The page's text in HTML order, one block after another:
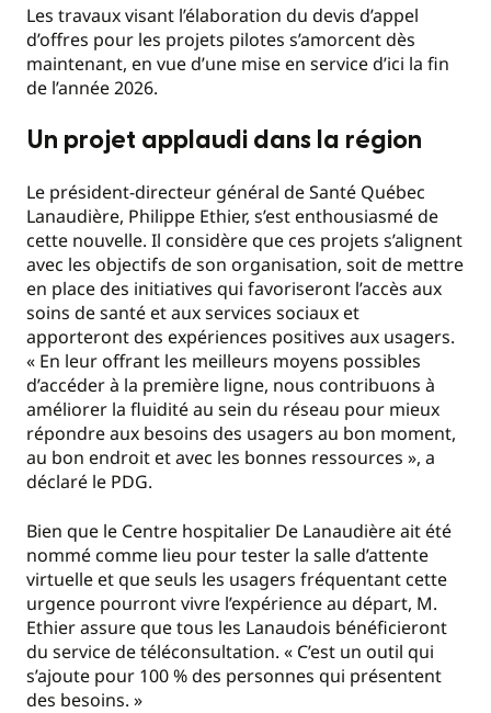
Les travaux visant l’élaboration du devis d’appel
d’offres pour les projets pilotes s’amorcent dès
maintenant, en vue d’une mise en service d’ici la fin
de l’année 2026.
Un projet applaudi dans la région
Le président-directeur général de Santé Québec
Lanaudière, Philippe Ethier, s’est enthousiasmé de
cette nouvelle. Il considère que ces projets s’alignent
avec les objectifs de son organisation, soit de mettre
en place des initiatives qui favoriseront l’accès aux
soins de santé et aux services sociaux et
apporteront des expériences positives aux usagers.
« En leur offrant les meilleurs moyens possibles
d’accéder à la première ligne, nous contribuons à
améliorer la fluidité au sein du réseau pour mieux
répondre aux besoins des usagers au bon moment,
au bon endroit et avec les bonnes ressources », a
déclaré le PDG.
Bien que le Centre hospitalier De Lanaudière ait été
nommé comme lieu pour tester la salle d’attente
virtuelle et que seuls les usagers fréquentant cette
urgence pourront vivre l’expérience au départ, M.
Ethier assure que tous les Lanaudois bénéficieront
du service de téléconsultation. « C’est un outil qui
s’ajoute pour 100 % des personnes qui présentent
des besoins. »